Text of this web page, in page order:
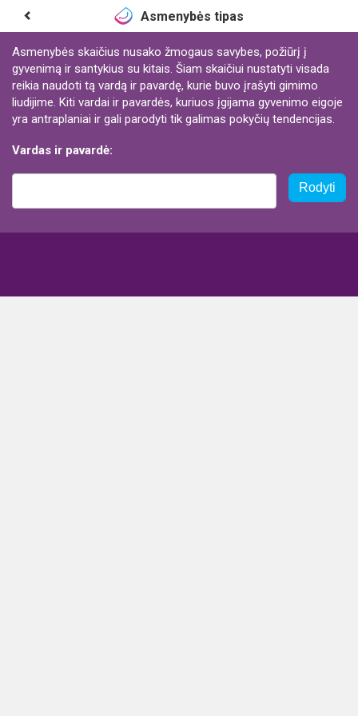
Asmenybės tipas
Asmenybės skaičius nusako žmogaus savybes, požiūrį į
gyvenimą ir santykius su kitais. Šiam skaičiui nustatyti visada
reikia naudoti tą vardą ir pavardę, kurie buvo įrašyti gimimo
liudijime. Kiti vardai ir pavardės, kuriuos įgijama gyvenimo eigoje
yra antraplaniai ir gali parodyti tik galimas pokyčių tendencijas.
Vardas ir pavardė:
Rodyti